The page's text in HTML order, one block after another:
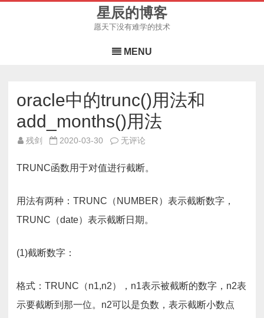
星辰的博客
愿天下没有难学的技术
to
content
MENU
oracle中的trunc()用法和
add_months()用法
残剑 2020-03-30
oracle
trunc()
用
add_months()
用
法
无评论
TRUNC函数用于对值进行截断。
用法有两种：TRUNC（NUMBER）表示截断数字，
TRUNC（date）表示截断日期。
(1)截断数字：
格式：TRUNC（n1,n2），n1表示被截断的数字，n2表
示要截断到那一位。n2可以是负数，表示截断小数点